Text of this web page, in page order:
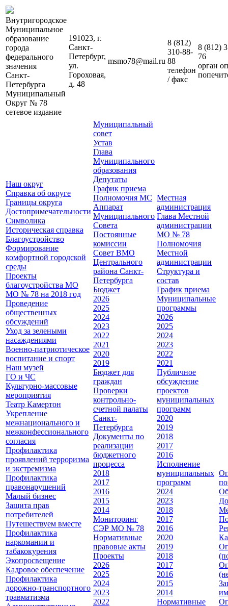
Внутригородское
Муниципальное
образование
города
федерального
значения
Санкт-
Петербурга
Муниципальный
Округ № 78
сетевое издание
191023, г.
Санкт-
Петербург,
ул.
Гороховая,
д. 48
msmo78@mail.ru
8 (812)
310-88-
88
телефон
/ факс
8 (812)
76
орган
Наш округ
Справка об округе
Границы округа
Достопримечательности
Символика
Историческая справка
Благоустройство
Формирование
комфортной городской
среды
Проекты
благоустройства МО
МО № 78 на 2018 год
Проведение
общественных
обсуждений
Уход за зелеными
насаждениями
Военно-патриотическое
воспитание и спорт
Наш музей
ГО и ЧС
Культурно-массовые
мероприятия
Театр Камертон
Укрепление
межнационального и
межконфессионального
согласия
Профилактика
проявлений терроризма
и экстремизма
Профилактика
правонарушений
Малый бизнес
Защита прав
потребителей
Путешествуем вместе
Профилактика
наркомании и
табакокурения
Экопросвещение
Кадровое обеспечение
Профилактика
дорожно-транспортного
травматизма
Муниципальный
совет
Устав
Глава
Муниципального
образования
Депутаты
График приема
Полномочия МС
Аппарат
Муниципального
Совета
Постоянные
комиссии
Совет ВМО
Центрального
района Санкт-
Петербурга
Бюджет
2026
2025
2024
2023
2022
2021
2020
2019
Бюджет для
граждан
Проверки
контрольно-
счетной палаты
Санкт-
Петербурга
Документы по
реализации
бюджетного
процесса
2018
2017
2016
2015
2014
Мониторинг
СЭР МО № 78
Нормативные
правовые акты
Проекты
2026
2025
2024
2023
2022
Местная
администрация
Глава Местной
администрации
МО № 78
Полномочия
Местной
администрации
Cтруктура и
состав
График приема
Муниципальные
программы
2026
2025
2024
2023
2022
2021
Публичное
обсуждение
проектов
муниципальных
программ
2020
2019
2018
2017
2016
Исполнение
муниципальных
программ
2024
2023
2018
2017
2016
2020
2019
2018
2017
2016
2015
2014
Нормативные